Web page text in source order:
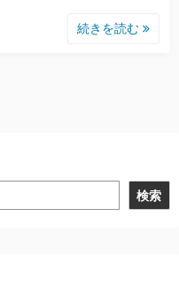
続きを読む
検索